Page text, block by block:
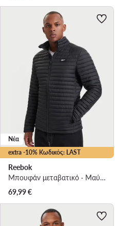
extra -10% Κωδικός: LAST
Νέα
Reebok
Μπουφάν μεταβατικό · Μαύρο
69,99€